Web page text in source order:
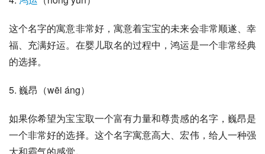
这个名字的寓意非常好，寓意着宝宝的未来会非常顺遂、幸
福、充满好运。在婴儿取名的过程中，鸿运是一个非常经典
的选择。
5. 巍昂（wēi áng）
如果你希望为宝宝取一个富有力量和尊贵感的名字，巍昂是
一个非常好的选择。这个名字寓意高大、宏伟，给人一种强